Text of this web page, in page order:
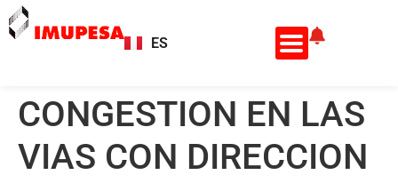
ES
EN
CONGESTION EN LAS
VIAS CON DIRECCION